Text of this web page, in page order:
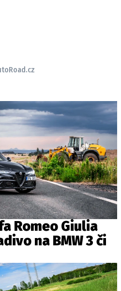
Romeo Giulia
na BMW 3 či